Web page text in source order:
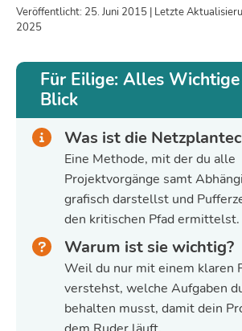
Veröffentlicht: 25. Juni 2015 | Letzte
2025
Für Eilige: Alles
Blick
Was ist die
Eine Methode, mit der du alle
Projektvorgänge samt
grafisch darstellst und
den kritischen Pfad ermittelst.
Warum ist sie wichtig?
Weil du nur mit einem klaren
verstehst, welche Aufgaben
behalten musst, damit dein